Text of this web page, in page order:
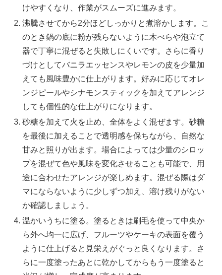
けやすくなり、作業がスムーズに進みます。
沸騰させてから2分ほどしっかりと煮溶かします。こ
のとき鍋の底に粉が残らないように木べらや泡立て
器で丁寧に混ぜると失敗しにくいです。さらに香り
づけとしてバニラエッセンスやレモンの皮を少量加
えても風味豊かに仕上がります。好みに応じてオレ
ンジピールやシナモンスティックを加えてアレンジ
しても個性的な仕上がりになります。
砂糖を加えて火を止め、全体をよく混ぜます。砂糖
を最後に加えることで透明感を保ちながら、自然な
甘みと照りが出ます。場合によっては少量のシロッ
プを混ぜて色や風味を変化させることも可能で、用
途に合わせたアレンジが楽しめます。混ぜる際はダ
マにならないように少しずつ加え、溶け残りがない
か確認しましょう。
温かいうちに塗る。塗るときは刷毛を使って中央か
ら外へ均一に広げ、フルーツやケーキの表面を覆う
ように仕上げると見栄えがぐっと良くなります。さ
らに一度塗ったあとに乾かしてからもう一度塗ると